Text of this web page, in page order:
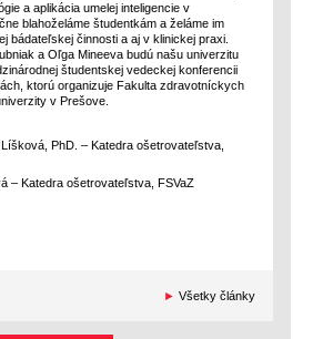
a aplikácia umelej inteligencie v
blahoželáme študentkám a želáme im
bádateľskej činnosti a aj v klinickej praxi.
a Oľga Mineeva budú našu univerzitu
študentskej vedeckej konferencii
ktorú organizuje Fakulta zdravotníckych
v Prešove.
PhD. – Katedra ošetrovateľstva,
– Katedra ošetrovateľstva, FSVaZ
► Všetky články